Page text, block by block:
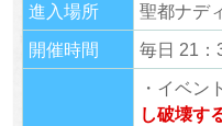
進入場所
聖都ナデ
開催時間
毎日 21：
・イベン
し破壊す